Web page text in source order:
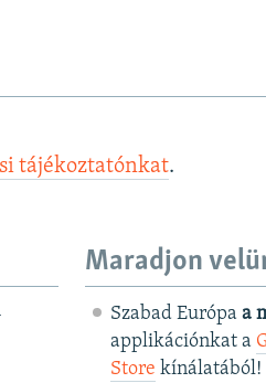
tájékoztatónkat.
Maradjon
Szabad Európa a
applikációnkat a
Store kínálatából!